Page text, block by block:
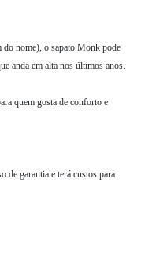
nome), o sapato Monk pode
anda em alta nos últimos anos.
quem gosta de conforto e
de garantia e terá custos para